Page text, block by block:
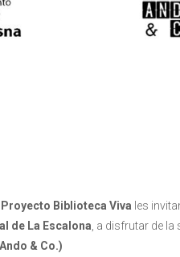
Proyecto Biblioteca Viva les
de La Escalona , a disfrutar de la
& Co.)